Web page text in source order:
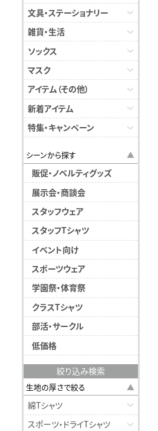
文具・ステーショナリー
雑貨・生活
ソックス
マスク
アイテム（その他）
新着アイテム
特集・キャンペーン
シーンから探す
販促・ノベルティグッズ
展示会・商談会
スタッフウェア
スタッフTシャツ
イベント向け
スポーツウェア
学園祭・体育祭
クラスTシャツ
部活・サークル
低価格
絞り込み検索
生地の厚さで絞る
綿Tシャツ
スポーツ・ドライTシャツ